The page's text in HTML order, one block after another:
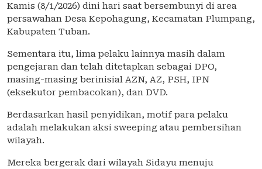
Kamis (8/1/2026) dini hari saat bersembunyi di area
persawahan Desa Kepohagung, Kecamatan Plumpang,
Kabupaten Tuban.
Sementara itu, lima pelaku lainnya masih dalam
pengejaran dan telah ditetapkan sebagai DPO,
masing-masing berinisial AZN, AZ, PSH, IPN
(eksekutor pembacokan), dan DVD.
Berdasarkan hasil penyidikan, motif para pelaku
adalah melakukan aksi sweeping atau pembersihan
wilayah.
Mereka bergerak dari wilayah Sidayu menuju